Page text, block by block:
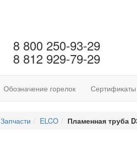
8 800 250-93-29
8 812 929-79-29
Обозначение горелок Сертификаты
Запчасти ELCO Пламенная труба